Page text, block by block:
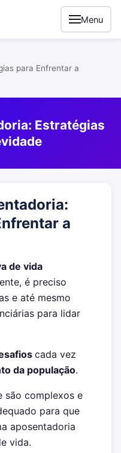
Menu
para Enfrentar a
Estratégias
a
de vida
é preciso
e até mesmo
para lidar
cada vez
da população.
são complexos e
para que
aposentadoria
vida.